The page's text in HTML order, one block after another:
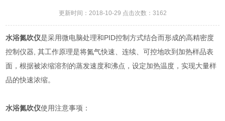
更新时间：2018-10-29 点击次数：3162
水浴氮吹仪是采用微电脑处理和PID控制方式结合而形成的高精密度
控制仪器, 其工作原理是将氮气快速、连续、可控地吹到加热样品表
面，根据被浓缩溶剂的蒸发速度和沸点，设定加热温度，实现大量样
品的快速浓缩。
水浴氮吹仪使用注意事项：